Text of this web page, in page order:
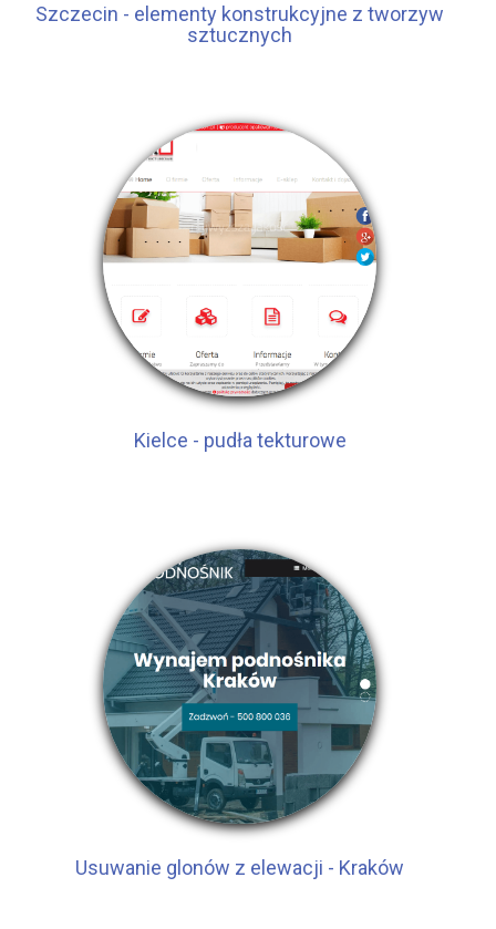
Szczecin - elementy konstrukcyjne z tworzyw
sztucznych
Kielce - pudła tekturowe
Usuwanie glonów z elewacji - Kraków